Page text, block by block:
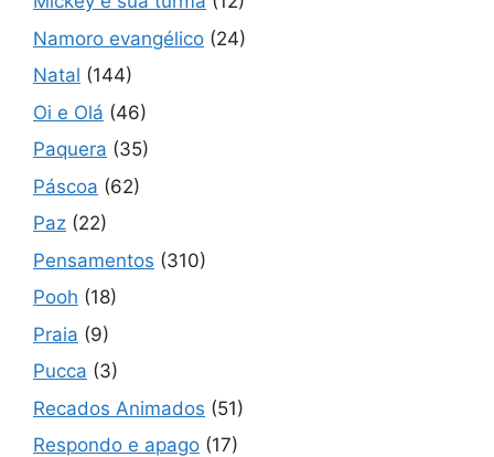
Namoro evangélico (24)
Natal (144)
Oi e Olá (46)
Paquera (35)
Páscoa (62)
Paz (22)
Pensamentos (310)
Pooh (18)
Praia (9)
Pucca (3)
Recados Animados (51)
Respondo e apago (17)